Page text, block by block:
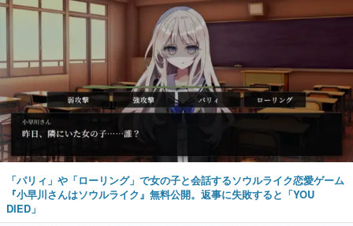
「パリィ」や「ローリング」で女の子と会話するソウルライク恋愛ゲーム
『小早川さんはソウルライク』無料公開。返事に失敗すると「YOU
DIED」